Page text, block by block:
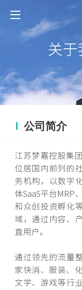
公司简介
江苏梦嘉控股集
位居国内前列的
务机构，以数字
体SaaS平台MRP
和众创投资孵化
域，通过内容、
直用户。
通过领先的流量
家快消、服装、
文学、游戏等行